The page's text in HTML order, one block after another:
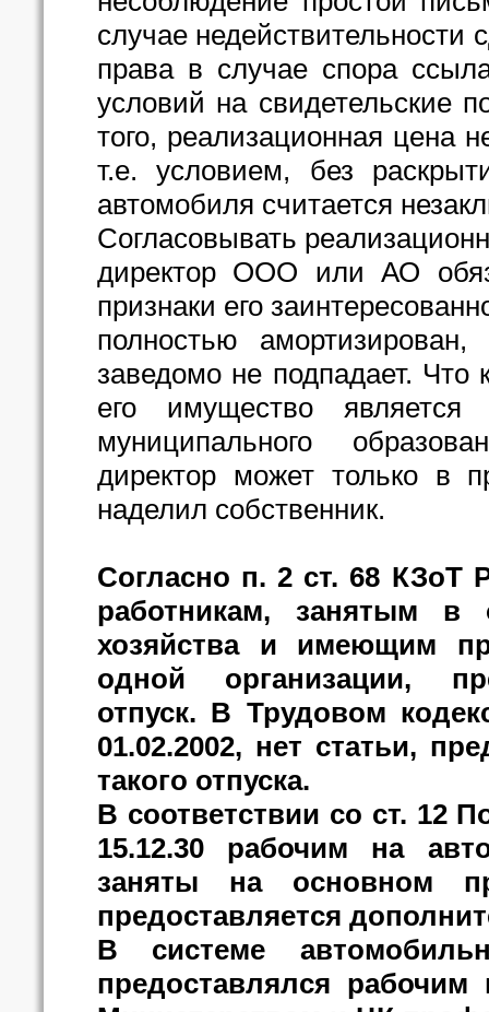
случае недействительности
права в случае спора
условий на свидетельские
того, реализационная цена
т.е. условием, без
автомобиля считается
Согласовывать
директор ООО или АО
признаки его
полностью
заведомо не подпадает. Что
его имущество является
муниципального
директор может только в
наделил собственник.
Согласно п. 2 ст. 68 КЗоТ
работникам, занятым в
хозяйства и имеющим
одной организации,
отпуск. В Трудовом
01.02.2002, нет статьи,
такого отпуска.
В соответствии со ст. 12
15.12.30 рабочим на
заняты на основном
предоставляется
В системе
предоставлялся